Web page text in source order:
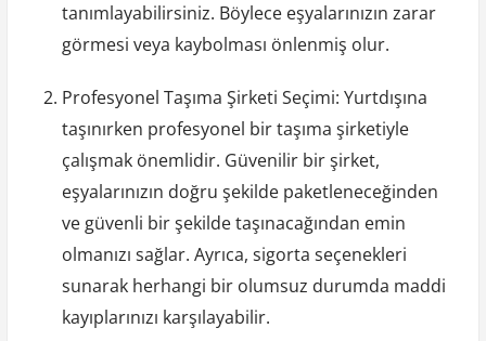
tanımlayabilirsiniz. Böylece eşyalarınızın zarar
görmesi veya kaybolması önlenmiş olur.
Profesyonel Taşıma Şirketi Seçimi: Yurtdışına
taşınırken profesyonel bir taşıma şirketiyle
çalışmak önemlidir. Güvenilir bir şirket,
eşyalarınızın doğru şekilde paketleneceğinden
ve güvenli bir şekilde taşınacağından emin
olmanızı sağlar. Ayrıca, sigorta seçenekleri
sunarak herhangi bir olumsuz durumda maddi
kayıplarınızı karşılayabilir.